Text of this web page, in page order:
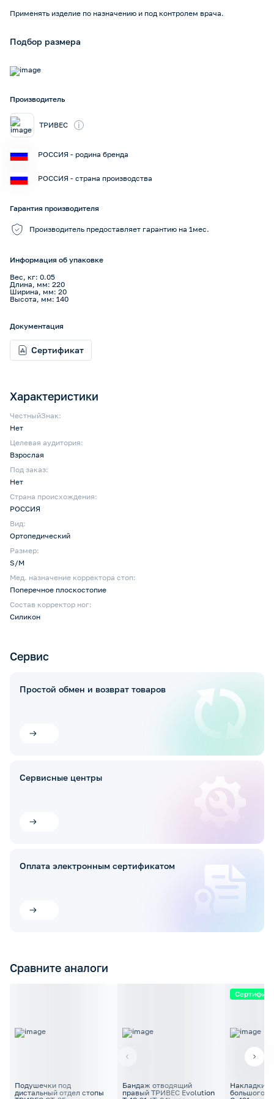
Применять изделие по назначению и под контролем врача.
Подбор размера
Характеристики
ЧестныйЗнак:
Нет
Целевая аудитория:
Взрослая
Под заказ:
Нет
Страна происхождения:
РОССИЯ
Вид:
Ортопедический
Размер:
S/M
Мед. назначение корректора стоп:
Поперечное плоскостопие
Состав корректор ног:
Силикон
Производитель
ТРИВЕС i
РОССИЯ - родина бренда
РОССИЯ - страна производства
Гарантия производителя
Производитель предоставляет гарантию на 1мес.
Информация об упаковке
Вес, кг: 0.05
Длина, мм: 220
Ширина, мм: 20
Высота, мм: 140
Документация
Сертификат
Сервис
Простой обмен и возврат товаров
Сервисные центры
Оплата электронным сертификатом
Сравните аналоги
Подушечки под
дистальный отдел стопы
Бандаж отводящий
правый ТРИВЕС Evolution
Накладки
большого